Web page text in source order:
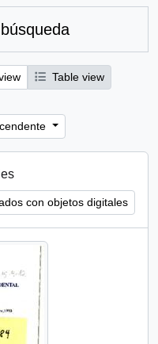
Table view
con objetos digitales